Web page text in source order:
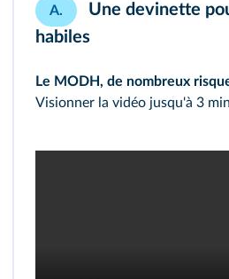
A.
Une devinette
habiles
Le MODH, de nombreux
Visionner la vidéo jusqu'à 3